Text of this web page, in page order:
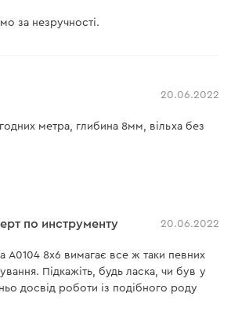
за незручності.
20.06.2022
метра, глибина 8мм, вільха без
по инструменту 20.06.2022
A0104 8x6 вимагає все ж таки певних
Підкажіть, будь ласка, чи був у
досвід роботи із подібного роду